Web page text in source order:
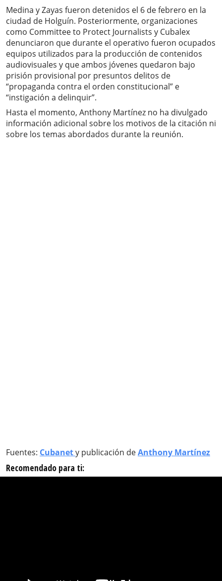
Medina y Zayas fueron detenidos el 6 de febrero en la
ciudad de Holguín. Posteriormente, organizaciones
como Committee to Protect Journalists y Cubalex
denunciaron que durante el operativo fueron ocupados
equipos utilizados para la producción de contenidos
audiovisuales y que ambos jóvenes quedaron bajo
prisión provisional por presuntos delitos de
“propaganda contra el orden constitucional” e
“instigación a delinquir”.
Hasta el momento, Anthony Martínez no ha divulgado
información adicional sobre los motivos de la citación ni
sobre los temas abordados durante la reunión.
Fuentes: Cubanety publicación deAnthony Martínez
Recomendado para ti: